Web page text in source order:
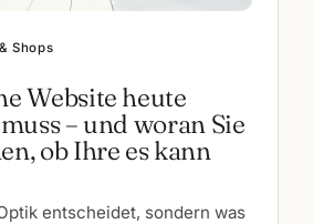
Shops
Website heute
– und woran Sie
ob Ihre es kann
entscheidet, sondern was